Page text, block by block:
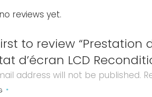
reviews yet.
to review “Prestation
d’écran LCD
address will not be published.
*